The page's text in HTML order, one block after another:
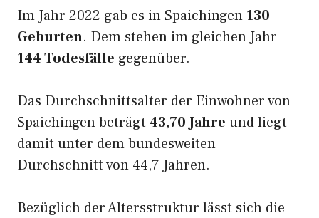
Im Jahr 2022 gab es in Spaichingen 130
Geburten. Dem stehen im gleichen Jahr
144 Todesfälle gegenüber.
Das Durchschnittsalter der Einwohner von
Spaichingen beträgt 43,70 Jahre und liegt
damit unter dem bundesweiten
Durchschnitt von 44,7 Jahren.
Bezüglich der Altersstruktur lässt sich die